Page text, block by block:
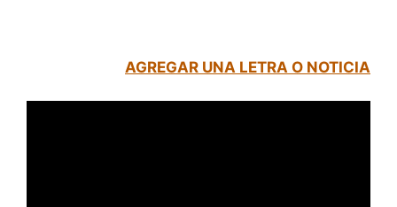
AGREGAR UNA LETRA O NOTICIA